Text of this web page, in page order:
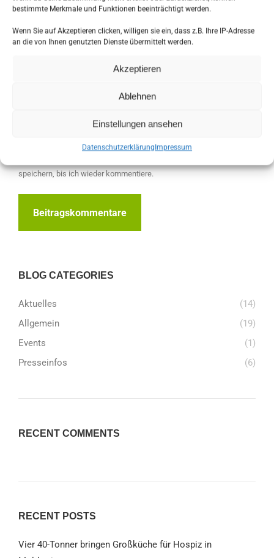
bestimmte Merkmale und Funktionen beeinträchtigt werden.
Wenn Sie auf Akzeptieren clicken, willigen sie ein, dass z.B. Ihre IP-Adresse
an die von Ihnen genutzten Dienste übermittelt werden.
Akzeptieren
Ablehnen
Einstellungen ansehen
DatenschutzerklärungImpressum
speichern, bis ich wieder kommentiere.
Beitragskommentare
BLOG CATEGORIES
Aktuelles
(14)
Allgemein
(19)
Events
(1)
Presseinfos
(6)
RECENT COMMENTS
RECENT POSTS
Vier 40-Tonner bringen Großküche für Hospiz in